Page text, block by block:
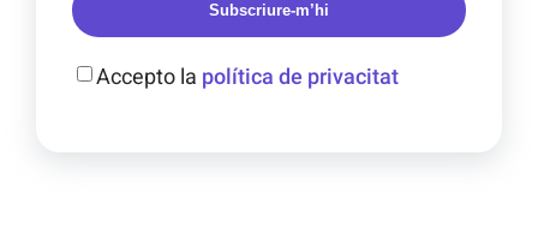
Subscriure-m’hi
Accepto la política de privacitat